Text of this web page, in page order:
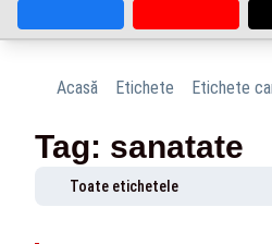
Acasă Etichete Etichete
Tag: sanatate
Toate etichetele